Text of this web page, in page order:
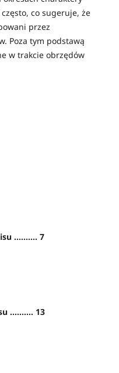
co sugeruje, że
przez
Poza tym podstawą
w trakcie obrzędów
.......... 7
.......... 13